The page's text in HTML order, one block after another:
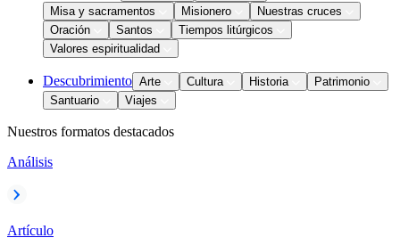
Misa y sacramentos
Misionero
Nuestras cruces
Oración
Santos
Tiempos litúrgicos
Valores espiritualidad
Descubrimiento Arte Cultura Historia
Patrimonio
Santuario
Viajes
Nuestros formatos destacados
Análisis
Artículo